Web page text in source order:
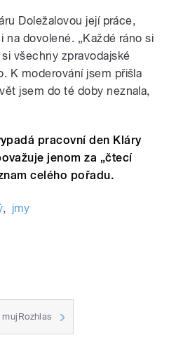
Doležalovou její práce,
na dovolené. „Každé ráno si
všechny zpravodajské
K moderování jsem přišla
jsem do té doby neznala,
pracovní den Kláry
jenom za „čtecí
celého pořadu.
, jmy